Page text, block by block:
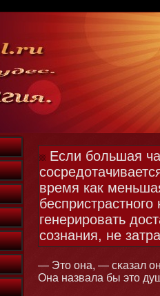
Если большая
время как
генерировать
сознания, не
— Этο οна, — сκазал
Она назвала бы этο